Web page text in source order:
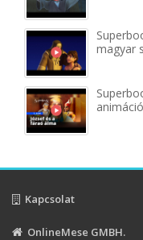
magyar
Kapcsolat
OnlineMese GMBH.